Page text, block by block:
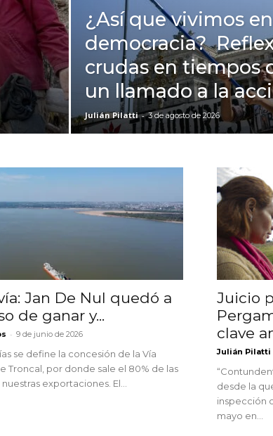
¿Así que vivimos en
democracia?
crudas en tiempos
un llamado a la
Julián Pilatti - 3 de agosto de 2026
Jan De Nul quedó a
de ganar y...
- 9 de junio de 2026
se define la concesión de la Vía
Troncal, por donde sale el 80% de las
exportaciones. El...
Juicio
clave
Julián Pilatti
desde la
inspección
mayo en...